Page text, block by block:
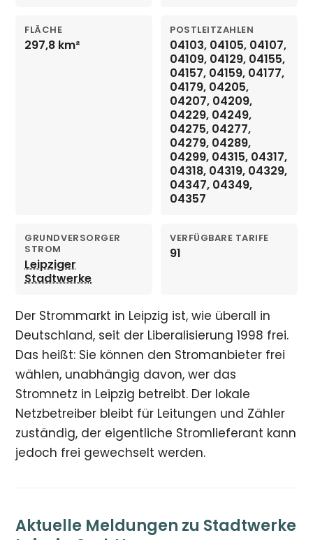
FLÄCHE
297,8 km²
POSTLEITZAHLEN
04103, 04105, 04107,
04109, 04129, 04155,
04157, 04159, 04177,
04179, 04205,
04207, 04209,
04229, 04249,
04275, 04277,
04279, 04289,
04299, 04315, 04317,
04318, 04319, 04329,
04347, 04349,
04357
GRUNDVERSORGER
STROM
Leipziger
Stadtwerke
VERFÜGBARE TARIFE
91
Der Strommarkt in Leipzig ist, wie überall in
Deutschland, seit der Liberalisierung 1998 frei.
Das heißt: Sie können den Stromanbieter frei
wählen, unabhängig davon, wer das
Stromnetz in Leipzig betreibt. Der lokale
Netzbetreiber bleibt für Leitungen und Zähler
zuständig, der eigentliche Stromlieferant kann
jedoch frei gewechselt werden.
Aktuelle Meldungen zu Stadtwerke